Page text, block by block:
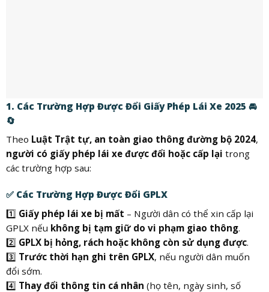
1. Các Trường Hợp Được Đổi Giấy Phép Lái Xe 2025 🚘
🔄
Theo Luật Trật tự, an toàn giao thông đường bộ 2024,
người có giấy phép lái xe được đổi hoặc cấp lại trong
các trường hợp sau:
✅ Các Trường Hợp Được Đổi GPLX
1️⃣ Giấy phép lái xe bị mất – Người dân có thể xin cấp lại
GPLX nếu không bị tạm giữ do vi phạm giao thông.
2️⃣ GPLX bị hỏng, rách hoặc không còn sử dụng được.
3️⃣ Trước thời hạn ghi trên GPLX, nếu người dân muốn
đổi sớm.
4️⃣ Thay đổi thông tin cá nhân (họ tên, ngày sinh, số